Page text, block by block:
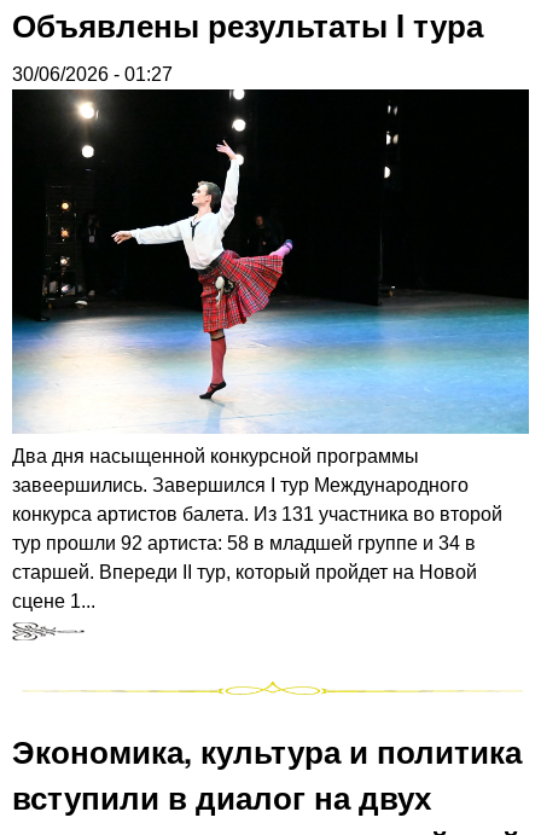
Объявлены результаты I тура
30/06/2026 - 01:27
Два дня насыщенной конкурсной программы
завеершились. Завершился I тур Международного
конкурса артистов балета. Из 131 участника во второй
тур прошли 92 артиста: 58 в младшей группе и 34 в
старшей. Впереди II тур, который пройдет на Новой
сцене 1...
Экономика, культура и политика
вступили в диалог на двух